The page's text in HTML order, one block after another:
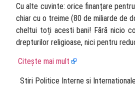
Cu alte cuvinte: orice finanțare
chiar cu o treime (80 de miliarde de
cheltui toți acesti bani! Fără nicio
drepturilor religioase, nici pentru
Citește mai mult
Stiri Politice Interne si